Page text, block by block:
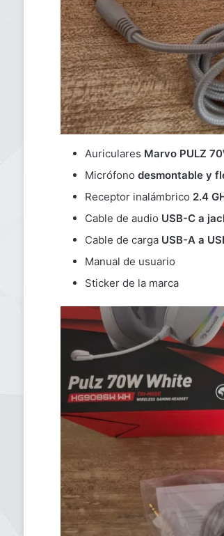
Auriculares Marvo PULZ
Micrófono desmontable y
Receptor inalámbrico 2.4
Cable de audio USB-C a
Cable de carga USB-A a
Manual de usuario
Sticker de la marca